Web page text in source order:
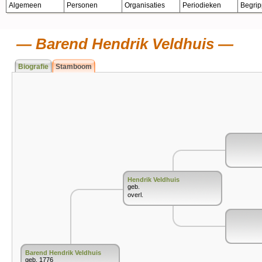
Algemeen Personen Organisaties Periodieken
Barend Hendrik Veldhuis
Biografie Stamboom
Barend Hendrik Veldhuis
geb. 1776
Hendrik Veldhuis
geb.
overl.